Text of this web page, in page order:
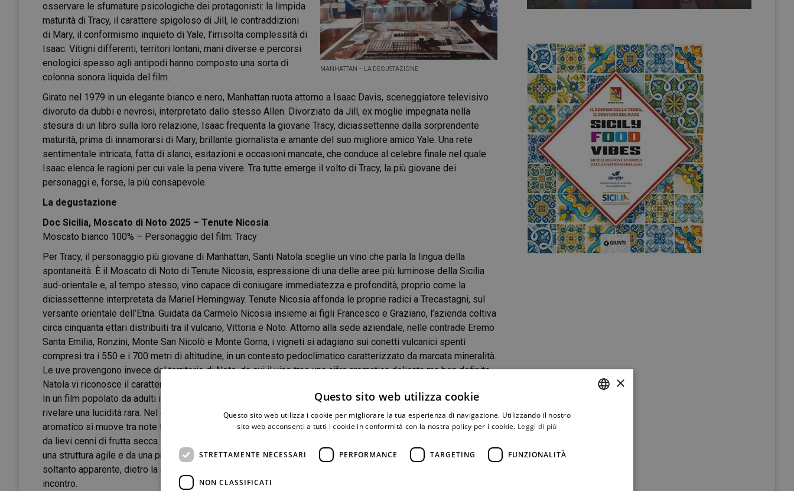
MANHATTAN – LA DEGUSTAZIONE
osservare le sfumature psicologiche dei protagonisti: la limpida
maturità di Tracy, il carattere spigoloso di Jill, le contraddizioni
di Mary, il conformismo inquieto di Yale, l’irrisolta complessità di
Isaac. Vitigni differenti, territori lontani, mani diverse e percorsi
enologici spesso agli antipodi hanno composto una sorta di
colonna sonora liquida del film.
Girato nel 1979 in un elegante bianco e nero, Manhattan ruota attorno a Isaac Davis, sceneggiatore televisivo
divoruto da dubbi e nevrosi, interpretato dallo stesso Allen. Divorziato da Jill, ex moglie impegnata nella
stesura di un libro sulla loro relazione, Isaac frequenta la giovane Tracy, diciassettenne dalla sorprendente
maturità, prima di innamorarsi di Mary, brillante giornalista e amante del suo migliore amico Yale. Una rete
sentimentale intricata, fatta di slanci, esitazioni e occasioni mancate, che conduce al celebre finale nel quale
Isaac elenca le ragioni per cui vale la pena vivere. Tra tutte emerge il volto di Tracy, la più giovane dei
personaggi e, forse, la più consapevole.
La degustazione
Doc Sicilia, Moscato di Noto 2025 – Tenute Nicosia
Moscato bianco 100% – Personaggio del film: Tracy
Per Tracy, il personaggio più giovane di Manhattan, Santi Natola sceglie un vino che parla la lingua della
spontaneità. È il Moscato di Noto di Tenute Nicosia, espressione di una delle aree più luminose della Sicilia
sud-orientale e, al tempo stesso, vino capace di coniugare immediatezza e profondità, proprio come la
diciassettenne interpretata da Mariel Hemingway. Tenute Nicosia affonda le proprie radici a Trecastagni, sul
versante orientale dell’Etna. Guidata da Carmelo Nicosia insieme ai figli Francesco e Graziano, l’azienda coltiva
circa cinquanta ettari distribuiti tra il vulcano, Vittoria e Noto. Attorno alla sede aziendale, nelle contrade Eremo
Santa Emilia, Ronzini, Monte San Nicolò e Monte Gorna, i vigneti si adagiano sui conetti vulcanici spenti
compresi tra i 550 e i 700 metri di altitudine, in un contesto pedoclimatico caratterizzato da marcata mineralità.
Le uve provengono invece dal territorio di Noto, da cui il vino trae una cifra aromatica delicata ma ben definita.
Natola vi riconosce il carattere di Tracy: sincera, priva di artifici, sorprendentemente matura rispetto alla sua età.
In un film popolato da adulti inquieti e spesso incapaci di comprendere i propri sentimenti, è proprio lei a
rivelare una lucidità rara. Nel calice si presenta di un giallo paglierino luminoso con riflessi dorati. Il profilo
aromatico si muove tra note floreali, richiami alla pesca matura e sfumature di erbe aromatiche, accompagnate
da lievi cenni di frutta secca. Al sorso emerge un equilibrio misurato tra freschezza e morbidezza, sostenuto da
una struttura agile e da una progressione lineare che accompagna il finale con naturalezza. Una semplicità
soltanto apparente, dietro la quale si nasconde una personalità più profonda di quanto lasci intuire il primo
incontro.
×
Questo sito web utilizza cookie
Questo sito web utilizza i cookie per migliorare la tua esperienza di navigazione. Utilizzando il nostro
sito web acconsenti a tutti i cookie in conformità con la nostra policy per i cookie. Leggi di più
STRETTAMENTE NECESSARI PERFORMANCE TARGETING FUNZIONALITÀ
NON CLASSIFICATI